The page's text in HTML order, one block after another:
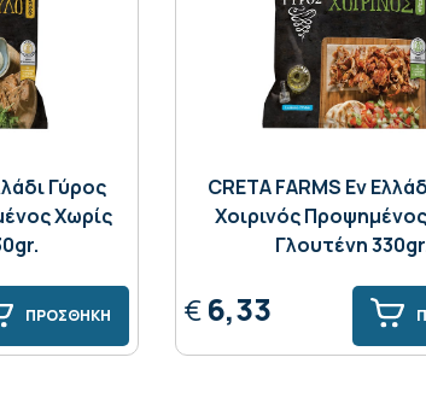
Γύρος
Χωρίς
ΠΡΟΣΘΗΚΗ
CRETA FARMS Εν
Χοιρινός
Γλουτένη
€6,33